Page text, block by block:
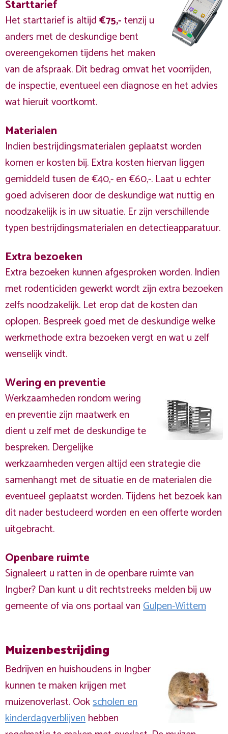
Starttarief
Het starttarief is altijd€75,-tenzij u
anders met de deskundige bent
overeengekomen tijdens het maken
van de afspraak. Dit bedrag omvat het voorrijden,
de inspectie, eventueel een diagnose en het advies
wat hieruit voortkomt.
Materialen
Indien bestrijdingsmaterialen geplaatst worden
komen er kosten bij. Extra kosten hiervan liggen
gemiddeld tusen de €40,- en €60,-. Laat u echter
goed adviseren door de deskundige wat nuttig en
noodzakelijk is in uw situatie. Er zijn verschillende
typen bestrijdingsmaterialen en detectieapparatuur.
Extra bezoeken
Extra bezoeken kunnen afgesproken worden. Indien
met rodenticiden gewerkt wordt zijn extra bezoeken
zelfs noodzakelijk. Let erop dat de kosten dan
oplopen. Bespreek goed met de deskundige welke
werkmethode extra bezoeken vergt en wat u zelf
wenselijk vindt.
Wering en preventie
Werkzaamheden rondom wering
en preventie zijn maatwerk en
dient u zelf met de deskundige te
bespreken. Dergelijke
werkzaamheden vergen altijd een strategie die
samenhangt met de situatie en de materialen die
eventueel geplaatst worden. Tijdens het bezoek kan
dit nader bestudeerd worden en een offerte worden
uitgebracht.
Openbare ruimte
Signaleert u ratten in de openbare ruimte van
Ingber? Dan kunt u dit rechtstreeks melden bij uw
gemeente of via ons portaal vanGulpen-Wittem
Muizenbestrijding
Bedrijven en huishoudens in Ingber
kunnen te maken krijgen met
muizenoverlast. Ookscholen en
kinderdagverblijvenhebben